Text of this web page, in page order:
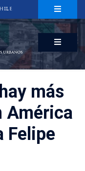
Y ESTUDIOS URBANOS
más
América
Felipe